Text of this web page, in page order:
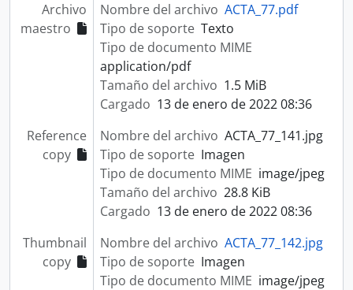
Archivo
maestro
Nombre del archivo ACTA_77.pdf
Tipo de soporte Texto
Tipo de documento MIME
application/pdf
Tamaño del archivo 1.5 MiB
Cargado 13 de enero de 2022 08:36
Reference
copy
Nombre del archivo ACTA_77_141.jpg
Tipo de soporte Imagen
Tipo de documento MIME image/jpeg
Tamaño del archivo 28.8 KiB
Cargado 13 de enero de 2022 08:36
Thumbnail
copy
Nombre del archivo ACTA_77_142.jpg
Tipo de soporte Imagen
Tipo de documento MIME image/jpeg